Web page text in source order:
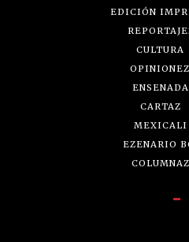
EDICIÓN
CULTURA
OPINIONEZ
ENSENADA
CARTAZ
MEXICALI
EZENARIO
COLUMNAZ
-